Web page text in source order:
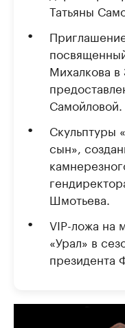
Татьяны
Михалкова в
Самойловой.
Скульптуры
сын»,
Шмотьева.
VIP-ложа на
«Урал» в
президента